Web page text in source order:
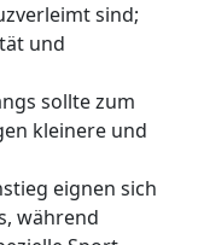
sind;
und
sollte zum
kleinere und
eignen sich
während